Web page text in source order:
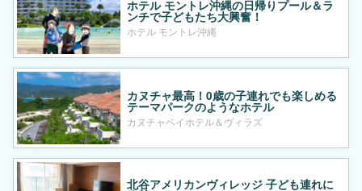
ホテル モントレ沖縄の日帰りプール＆ラ
ンチで子どもたち大興奮！
ホテル モントレ沖縄
カヌチャ最高！0歳の子連れでも楽しめる
テーマパークのようなホテル
カヌチャベイホテル＆ヴィラズ
北谷アメリカンヴィレッジ 子ども連れに